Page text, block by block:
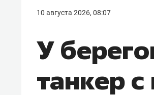
10 августа 2026, 08:07
У
танкер